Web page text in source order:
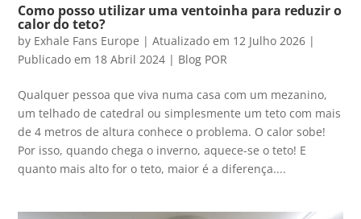
Como posso utilizar uma ventoinha para reduzir o
calor do teto?
by Exhale Fans Europe |Atualizado em 12 Julho 2026 |
Publicado em 18 Abril 2024 | Blog POR
Qualquer pessoa que viva numa casa com um mezanino,
um telhado de catedral ou simplesmente um teto com mais
de 4 metros de altura conhece o problema. O calor sobe!
Por isso, quando chega o inverno, aquece-se o teto! E
quanto mais alto for o teto, maior é a diferença....